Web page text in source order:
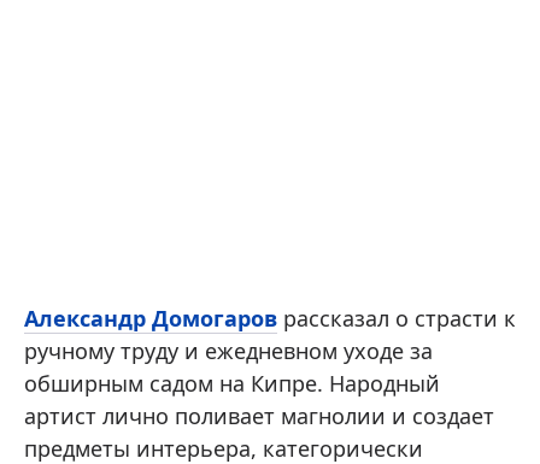
Александр Домогаров рассказал о страсти к
ручному труду и ежедневном уходе за
обширным садом на Кипре. Народный
артист лично поливает магнолии и создает
предметы интерьера, категорически